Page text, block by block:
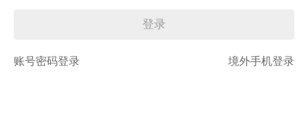
登录
账号密码登录 境外手机登录